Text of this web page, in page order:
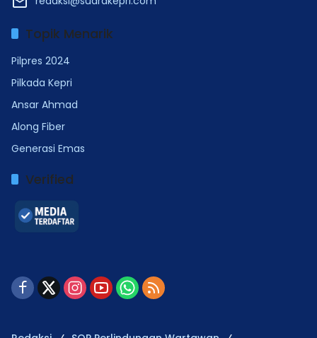
Topik Menarik
Pilpres 2024
Pilkada Kepri
Ansar Ahmad
Along Fiber
Generasi Emas
Verified